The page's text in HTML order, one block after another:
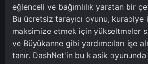
eğlenceli ve bağımlılık yaratan bir
Bu ücretsiz tarayıcı oyunu, kurabiye
maksimize etmek için yükseltmeler
ve Büyükanne gibi yardımcıları işe
tanır. DashNet'in bu klasik